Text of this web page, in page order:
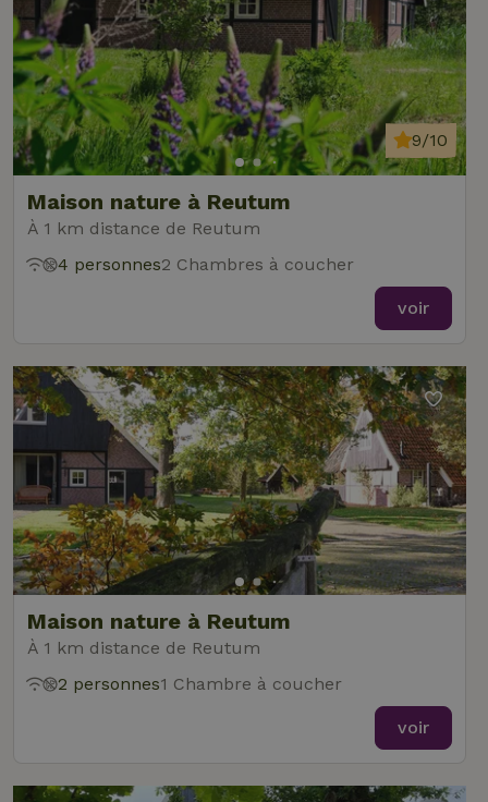
Maison nature à Reutum
À 1 km distance de Reutum
9/10
4 personnes2 Chambres à coucher
voir
Maison nature à Reutum
À 1 km distance de Reutum
2 personnes1 Chambre à coucher
voir